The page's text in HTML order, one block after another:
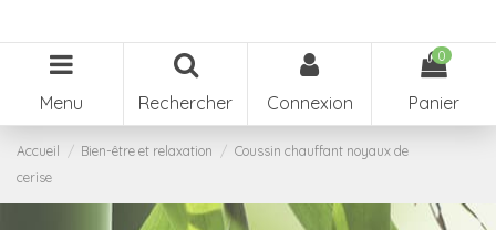
Menu Rechercher Connexion
0
Panier
Accueil Bien-être et relaxation
Coussin chauffant noyaux de
cerise